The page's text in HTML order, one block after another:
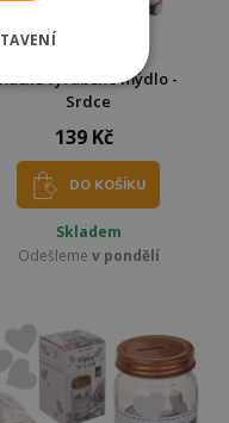
Ručně vyráběné mýdlo -
Srdce
139 Kč
DO KOŠÍKU
Skladem
Odešleme v pondělí